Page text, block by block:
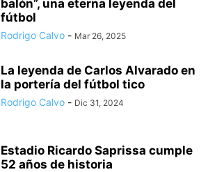
balón”, una eterna leyenda del
fútbol
Rodrigo Calvo - Mar 26, 2025
La leyenda de Carlos Alvarado en
la portería del fútbol tico
Rodrigo Calvo - Dic 31, 2024
Estadio Ricardo Saprissa cumple
52 años de historia